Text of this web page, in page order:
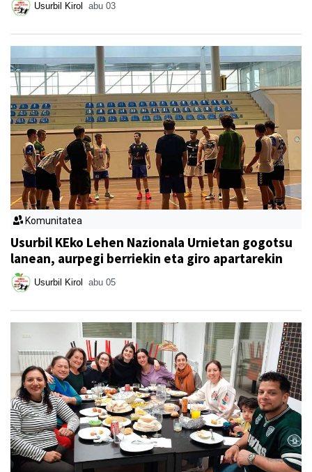
Usurbil Kirol abu 03
Komunitatea
Usurbil KEko Lehen Nazionala Urnietan gogotsu
lanean, aurpegi berriekin eta giro apartarekin
Usurbil Kirol abu 05